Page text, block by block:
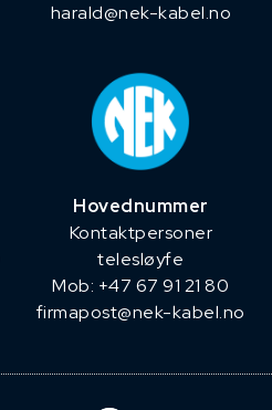
harald@nek-kabel.no
Hovednummer
Kontaktpersoner
telesløyfe
Mob: +47 67 91 21 80
firmapost@nek-kabel.no